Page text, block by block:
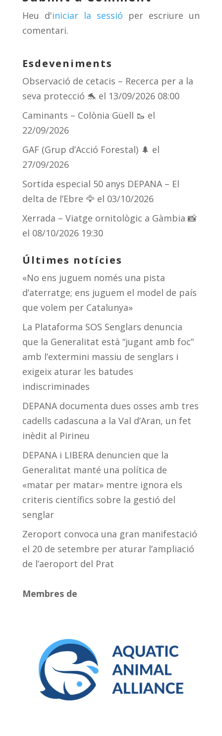
s m te
ix
Heu d'iniciar la sessió per escriure un
comentari.
Esdeveniments
Observació de cetacis – Recerca per a la
seva protecció 🐬 el 13/09/2026 08:00
Caminants – Colònia Güell 🥾 el
22/09/2026
GAF (Grup d’Acció Forestal) 🌲 el
27/09/2026
Sortida especial 50 anys DEPANA – El
delta de l’Ebre 🦅 el 03/10/2026
Xerrada – Viatge ornitològic a Gàmbia 📸
el 08/10/2026 19:30
Últimes notícies
«No ens juguem només una pista
d’aterratge; ens juguem el model de país
que volem per Catalunya»
La Plataforma SOS Senglars denuncia
que la Generalitat està “jugant amb foc”
amb l’extermini massiu de senglars i
exigeix aturar les batudes
indiscriminades
DEPANA documenta dues osses amb tres
cadells cadascuna a la Val d’Aran, un fet
inèdit al Pirineu
DEPANA i LIBERA denuncien que la
Generalitat manté una política de
«matar per matar» mentre ignora els
criteris científics sobre la gestió del
senglar
Zeroport convoca una gran manifestació
el 20 de setembre per aturar l’ampliació
de l’aeroport del Prat
Membres de